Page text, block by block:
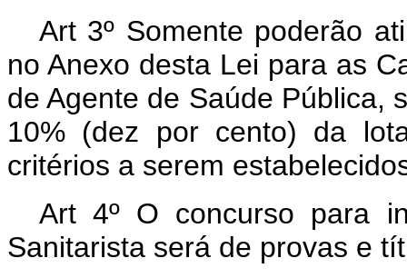
Art 3º Somente poderão
no Anexo desta Lei para as
de Agente de Saúde Pública,
10% (dez por cento) da
critérios a serem
Art 4º O concurso para
Sanitarista será de provas e